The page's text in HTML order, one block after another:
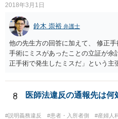
2018年3月1日
鈴木 崇裕 弁護士
他の先生方の回答に加えて、 修正
手術にミスがあったことの立証が
正手術で発生したミスだ」という主
検討なさっているのであれば、修正
して対応を決めることを強くお勧め
8 医師法違反の通報先は何
#説明義務違反 #患者・入所者側 #産婦人